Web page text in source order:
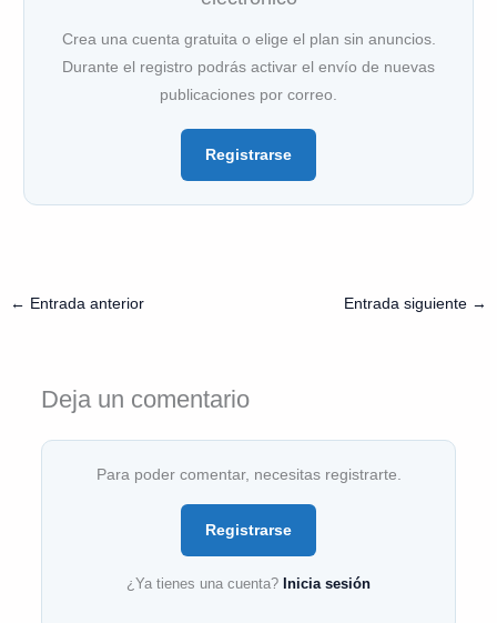
Crea una cuenta gratuita o elige el plan sin anuncios.
Durante el registro podrás activar el envío de nuevas
publicaciones por correo.
Registrarse
← Entrada anterior Entrada siguiente →
Deja un comentario
Para poder comentar, necesitas registrarte.
Registrarse
¿Ya tienes una cuenta? Inicia sesión